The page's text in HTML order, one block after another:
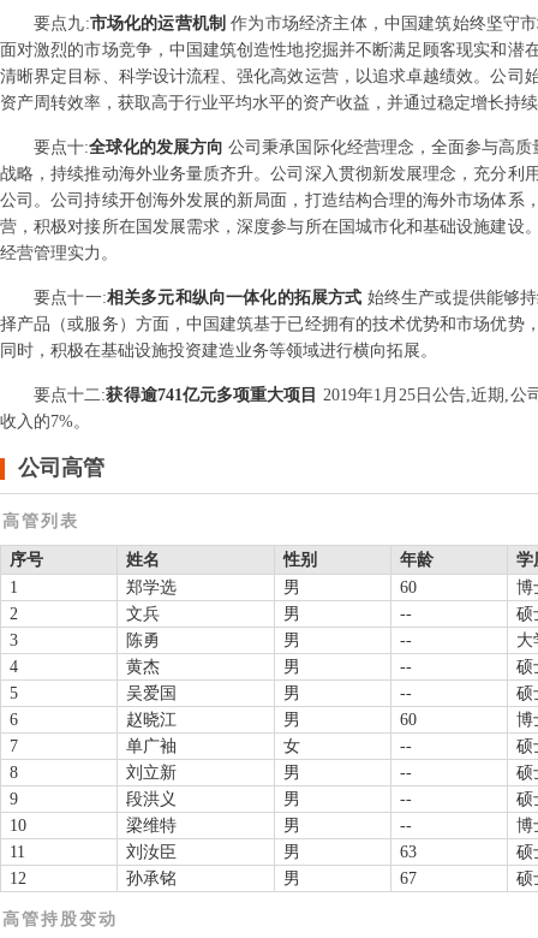
要点九:市场化的运营机制作为市场经济主体，中国建筑始终坚守
面对激烈的市场竞争，中国建筑创造性地挖掘并不断满足顾客现实和
清晰界定目标、科学设计流程、强化高效运营，以追求卓越绩效。公
资产周转效率，获取高于行业平均水平的资产收益，并通过稳定增长持
要点十:全球化的发展方向公司秉承国际化经营理念，全面参与高
战略，持续推动海外业务量质齐升。公司深入贯彻新发展理念，充分
公司。公司持续开创海外发展的新局面，打造结构合理的海外市场体
营，积极对接所在国发展需求，深度参与所在国城市化和基础设施建
经营管理实力。
要点十一:相关多元和纵向一体化的拓展方式 始终生产或提供能够
择产品（或服务）方面，中国建筑基于已经拥有的技术优势和市场优
同时，积极在基础设施投资建造业务等领域进行横向拓展。
要点十二:获得逾741亿元多项重大项目 2019年1月25日公告,近期,公
收入的7%。
公司高管
高管列表
序号 姓名 性别 年龄
学
1
郑学选 男 60
博
2
文兵 男 --
硕
3
陈勇 男 --
大
4
黄杰 男 --
硕
5
吴爱国 男 --
硕
6
赵晓江 男 60
博
7
单广袖 女 --
硕
8
刘立新 男 --
硕
9
段洪义 男 --
硕
10
梁维特 男 --
博
11
刘汝臣 男 63
硕
12
孙承铭 男 67 硕
高管持股变动